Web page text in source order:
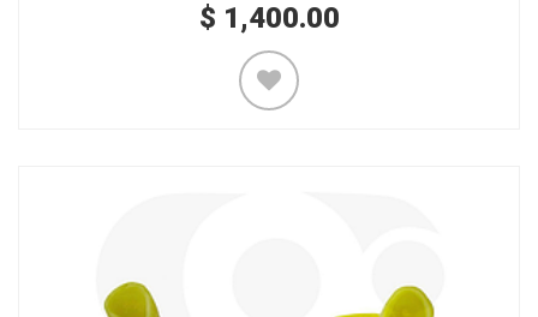
$ 1,400.00